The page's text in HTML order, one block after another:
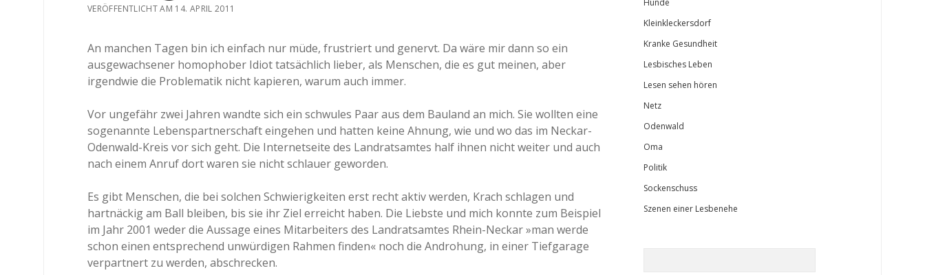
VERÖFFENTLICHT AM 14. APRIL 2011
An manchen Tagen bin ich einfach nur müde, frustriert und genervt. Da wäre mir dann so ein
ausgewachsener homophober Idiot tatsächlich lieber, als Menschen, die es gut meinen, aber
irgendwie die Problematik nicht kapieren, warum auch immer.
Vor ungefähr zwei Jahren wandte sich ein schwules Paar aus dem Bauland an mich. Sie wollten eine
sogenannte Lebenspartnerschaft eingehen und hatten keine Ahnung, wie und wo das im Neckar-
Odenwald-Kreis vor sich geht. Die Internetseite des Landratsamtes half ihnen nicht weiter und auch
nach einem Anruf dort waren sie nicht schlauer geworden.
Es gibt Menschen, die bei solchen Schwierigkeiten erst recht aktiv werden, Krach schlagen und
hartnäckig am Ball bleiben, bis sie ihr Ziel erreicht haben. Die Liebste und mich konnte zum Beispiel
im Jahr 2001 weder die Aussage eines Mitarbeiters des Landratsamtes Rhein-Neckar »man werde
schon einen entsprechend unwürdigen Rahmen finden« noch die Androhung, in einer Tiefgarage
verpartnert zu werden, abschrecken.
Hunde
Kleinkleckersdorf
Kranke Gesundheit
Lesbisches Leben
Lesen sehen hören
Netz
Odenwald
Oma
Politik
Sockenschuss
Szenen einer Lesbenehe